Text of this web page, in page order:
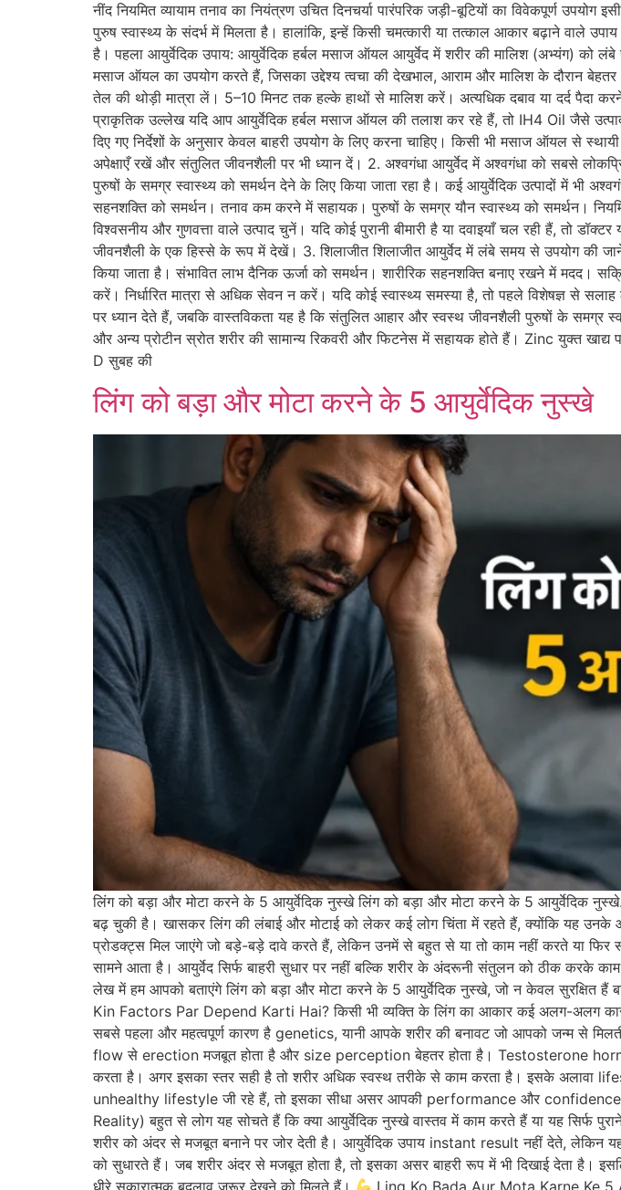
नींद नियमित व्यायाम तनाव का नियंत्रण उचित दिनचर्या पारंपरिक जड़ी-बूटियों का विवेकपूर्ण
पुरुष स्वास्थ्य के संदर्भ में मिलता है। हालांकि, इन्हें किसी चमत्कारी या तत्काल आकार बढ़ाने वाले
है। पहला आयुर्वेदिक उपाय: आयुर्वेदिक हर्बल मसाज ऑयल आयुर्वेद में शरीर की मालिश (अभ्यंग) को
मसाज ऑयल का उपयोग करते हैं, जिसका उद्देश्य त्वचा की देखभाल, आराम और मालिश के दौरान
तेल की थोड़ी मात्रा लें। 5–10 मिनट तक हल्के हाथों से मालिश करें। अत्यधिक दबाव या दर्द पैदा
प्राकृतिक उल्लेख यदि आप आयुर्वेदिक हर्बल मसाज ऑयल की तलाश कर रहे हैं, तो IH4 Oil जैसे उत्पाद
दिए गए निर्देशों के अनुसार केवल बाहरी उपयोग के लिए करना चाहिए। किसी भी मसाज ऑयल से
अपेक्षाएँ रखें और संतुलित जीवनशैली पर भी ध्यान दें। 2. अश्वगंधा आयुर्वेद में अश्वगंधा को सबसे
पुरुषों के समग्र स्वास्थ्य को समर्थन देने के लिए किया जाता रहा है। कई आयुर्वेदिक उत्पादों में भी
सहनशक्ति को समर्थन। तनाव कम करने में सहायक। पुरुषों के समग्र यौन स्वास्थ्य को समर्थन।
विश्वसनीय और गुणवत्ता वाले उत्पाद चुनें। यदि कोई पुरानी बीमारी है या दवाइयाँ चल रही हैं, तो
जीवनशैली के एक हिस्से के रूप में देखें। 3. शिलाजीत शिलाजीत आयुर्वेद में लंबे समय से उपयोग की
किया जाता है। संभावित लाभ दैनिक ऊर्जा को समर्थन। शारीरिक सहनशक्ति बनाए रखने में मदद।
करें। निर्धारित मात्रा से अधिक सेवन न करें। यदि कोई स्वास्थ्य समस्या है, तो पहले विशेषज्ञ से
पर ध्यान देते हैं, जबकि वास्तविकता यह है कि संतुलित आहार और स्वस्थ जीवनशैली पुरुषों के समग्र
और अन्य प्रोटीन स्रोत शरीर की सामान्य रिकवरी और फिटनेस में सहायक होते हैं। Zinc युक्त
D सुबह की
लिंग को बड़ा और मोटा करने के 5 आयुर्वेदिक नुस्खे
लिंग को बड़ा और मोटा करने के 5 आयुर्वेदिक नुस्खे लिंग को बड़ा और मोटा करने के 5 आयुर्वेदिक
बढ़ चुकी है। खासकर लिंग की लंबाई और मोटाई को लेकर कई लोग चिंता में रहते हैं, क्योंकि यह
प्रोडक्ट्स मिल जाएंगे जो बड़े-बड़े दावे करते हैं, लेकिन उनमें से बहुत से या तो काम नहीं करते या
सामने आता है। आयुर्वेद सिर्फ बाहरी सुधार पर नहीं बल्कि शरीर के अंदरूनी संतुलन को ठीक करके
लेख में हम आपको बताएंगे लिंग को बड़ा और मोटा करने के 5 आयुर्वेदिक नुस्खे, जो न केवल सुरक्षित
Kin Factors Par Depend Karti Hai? किसी भी व्यक्ति के लिंग का आकार कई अलग-अलग
सबसे पहला और महत्वपूर्ण कारण है genetics, यानी आपके शरीर की बनावट जो आपको जन्म से
flow से erection मजबूत होता है और size perception बेहतर होता है। Testosterone
करता है। अगर इसका स्तर सही है तो शरीर अधिक स्वस्थ तरीके से काम करता है। इसके
unhealthy lifestyle जी रहे हैं, तो इसका सीधा असर आपकी performance और
Reality) बहुत से लोग यह सोचते हैं कि क्या आयुर्वेदिक नुस्खे वास्तव में काम करते हैं या यह सिर्फ
शरीर को अंदर से मजबूत बनाने पर जोर देती है। आयुर्वेदिक उपाय instant result नहीं देते,
को सुधारते हैं। जब शरीर अंदर से मजबूत होता है, तो इसका असर बाहरी रूप में भी दिखाई देता
धीरे सकारात्मक बदलाव जरूर देखने को मिलते हैं।
Ling Ko Bada Aur Mota Karne Ke